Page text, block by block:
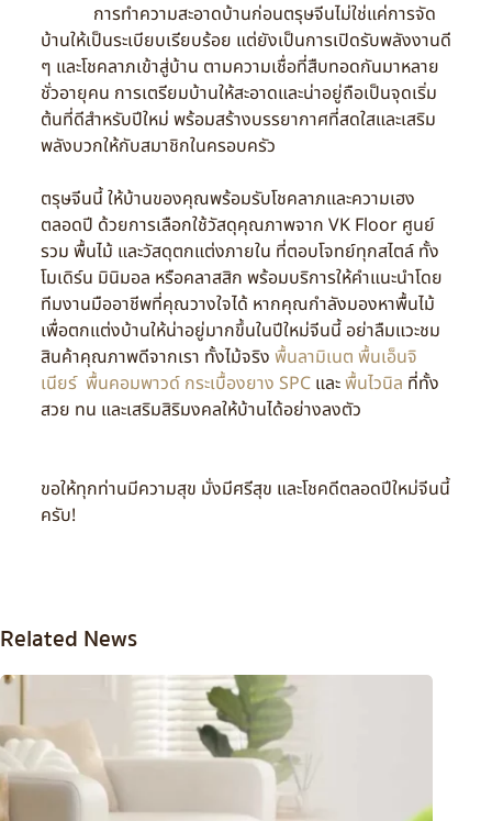
การทำความสะอาดบ้านก่อนตรุษจีนไม่ใช่แค่การจัด
บ้านให้เป็นระเบียบเรียบร้อย แต่ยังเป็นการเปิดรับพลังงานดี
ๆ และโชคลาภเข้าสู่บ้าน ตามความเชื่อที่สืบทอดกันมาหลาย
ชั่วอายุคน การเตรียมบ้านให้สะอาดและน่าอยู่ถือเป็นจุดเริ่ม
ต้นที่ดีสำหรับปีใหม่ พร้อมสร้างบรรยากาศที่สดใสและเสริม
พลังบวกให้กับสมาชิกในครอบครัว
ตรุษจีนนี้ ให้บ้านของคุณพร้อมรับโชคลาภและความเฮง
ตลอดปี ด้วยการเลือกใช้วัสดุคุณภาพจาก VK Floor ศูนย์
รวม พื้นไม้ และวัสดุตกแต่งภายใน ที่ตอบโจทย์ทุกสไตล์ ทั้ง
โมเดิร์น มินิมอล หรือคลาสสิก พร้อมบริการให้คำแนะนำโดย
ทีมงานมืออาชีพที่คุณวางใจได้ หากคุณกำลังมองหาพื้นไม้
เพื่อตกแต่งบ้านให้น่าอยู่มากขึ้นในปีใหม่จีนนี้ อย่าลืมแวะชม
สินค้าคุณภาพดีจากเรา ทั้งไม้จริง พื้นลามิเนต พื้นเอ็นจิ
เนียร์ พื้นคอมพาวด์ กระเบื้องยาง SPCและพื้นไวนิล ที่ทั้ง
สวย ทน และเสริมสิริมงคลให้บ้านได้อย่างลงตัว
ขอให้ทุกท่านมีความสุข มั่งมีศรีสุข และโชคดีตลอดปีใหม่จีนนี้
ครับ!
Related News